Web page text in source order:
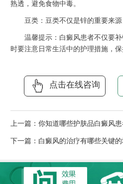
熟透，避免食物中毒。
豆类：豆类不仅是锌的重要来源
温馨提示：白癜风患者不仅要补
时要注意日常生活中的护理措施，保
点击在线咨询
上一篇： 你知道哪些护肤品白癜风
下一篇： 白癜风的治疗有哪些关键